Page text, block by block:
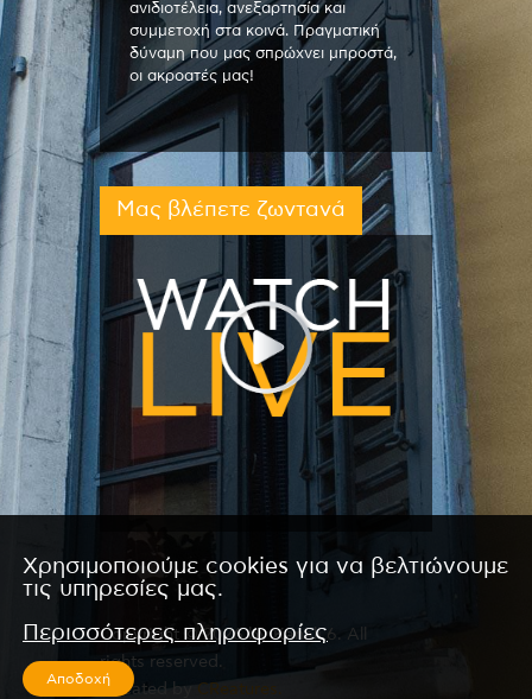
ανιδιοτέλεια, ανεξαρτησία και
συμμετοχή στα κοινά. Πραγματική
δύναμη που μας σπρώχνει μπροστά,
οι ακροατές μας!
Μας βλέπετε ζωντανά
Copyright © 2026 by Kanali 6. All
rights reserved.
CReated by CReatures.
Χρησιμοποιούμε cookies για να βελτιώνουμε
τις υπηρεσίες μας.
Περισσότερες πληροφορίες
Αποδοχή